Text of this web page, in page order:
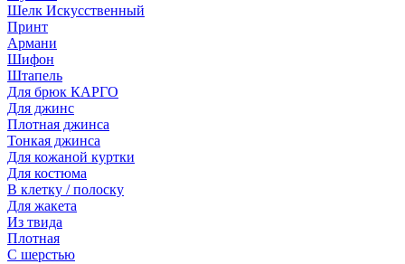
Шелк Искусственный
Принт
Армани
Шифон
Штапель
Для брюк КАРГО
Для джинс
Плотная джинса
Тонкая джинса
Для кожаной куртки
Для костюма
В клетку / полоску
Для жакета
Из твида
Плотная
С шерстью